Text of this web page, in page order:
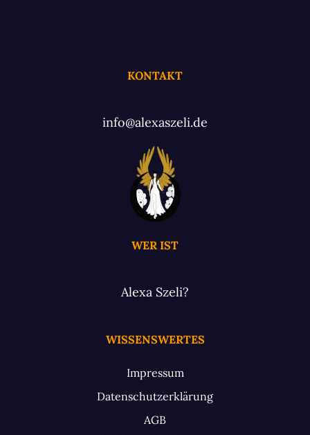
KONTAKT
info@alexaszeli.de
WER IST
Alexa Szeli?
WISSENSWERTES
Impressum
Datenschutzerklärung
AGB